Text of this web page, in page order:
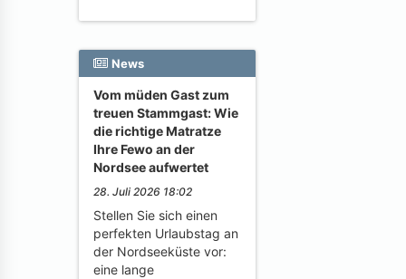
News
Vom müden Gast zum
treuen Stammgast: Wie
die richtige Matratze
Ihre Fewo an der
Nordsee aufwertet
28. Juli 2026 18:02
Stellen Sie sich einen
perfekten Urlaubstag an
der Nordseeküste vor:
eine lange